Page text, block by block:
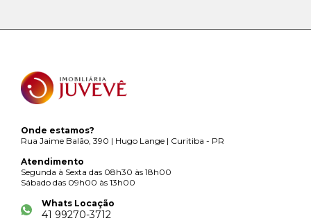
Onde estamos?
Rua Jaime Balão, 390 | Hugo Lange | Curitiba - PR
Atendimento
Segunda à Sexta das 08h30 às 18h00
Sábado das 09h00 às 13h00
Whats Locação
41 99270-3712